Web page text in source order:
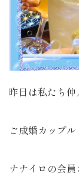
昨日は私たち仲
ご成婚カップ
ナナイロの会